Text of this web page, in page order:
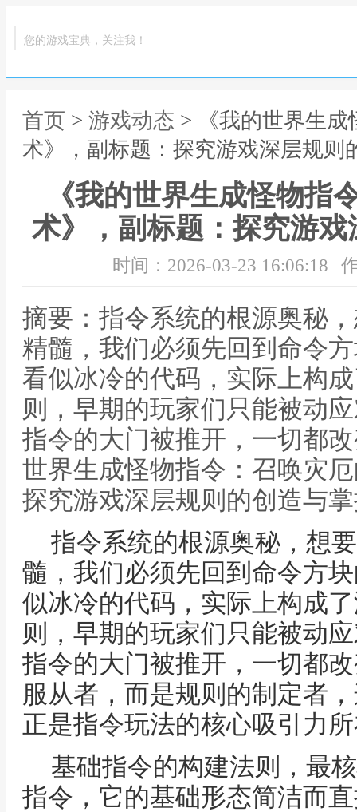
您的游戏宝典，关注我！
首页 > 游戏动态 > 《我的世界生
术》，副标题：探究游戏深层规则
《我的世界生成怪物指
术》，副标题：探究游
时间：2026-03-23 16:06:18
摘要：指令系统的根源奥秘
精髓，我们必须先回到命令
看似冰冷的代码，实际上构
则，早期的玩家们只能被动
指令的大门被推开，一切都
世界生成怪物指令：召唤灾
探究游戏深层规则的创造与
指令系统的根源奥秘，想
髓，我们必须先回到命令方
似冰冷的代码，实际上构成
则，早期的玩家们只能被动
指令的大门被推开，一切都
服从者，而是规则的制定者
正是指令玩法的核心吸引力
基础指令的构建法则，最
指令，它的基础形态简洁而